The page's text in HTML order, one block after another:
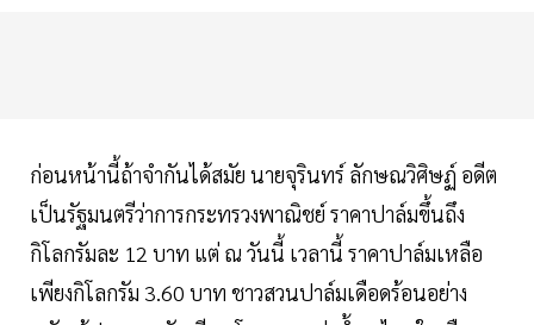
ก่อนหน้านี้ถ้าจำกันได้สมัย นายจุรินทร์ ลักษณวิศิษฏ์ อดีต
เป็นรัฐมนตรีว่าการกระทรวงพาณิชย์ ราคาปาล์มขึ้นถึง
กิโลกรัมละ 12 บาท แต่ ณ วันนี้ เวลานี้ ราคาปาล์มเหลือ
เพียงกิโลกรัม 3.60 บาท ชาวสวนปาล์มเดือดร้อนอย่าง